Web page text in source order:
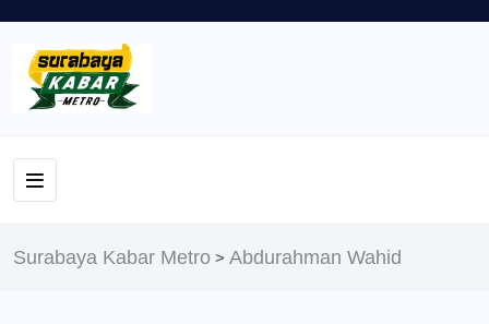
Surabaya Kabar Metro > Abdurahman Wahid